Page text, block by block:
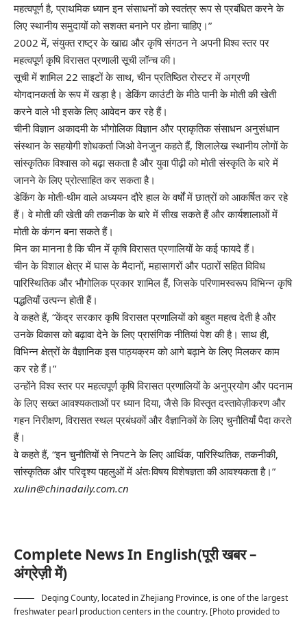
महत्वपूर्ण है, प्राथमिक ध्यान इन संसाधनों को स्वतंत्र रूप से प्रबंधित करने के
लिए स्थानीय समुदायों को सशक्त बनाने पर होना चाहिए।”
2002 में, संयुक्त राष्ट्र के खाद्य और कृषि संगठन ने अपनी विश्व स्तर पर
महत्वपूर्ण कृषि विरासत प्रणाली सूची लॉन्च की।
सूची में शामिल 22 साइटों के साथ, चीन प्रतिष्ठित रोस्टर में अग्रणी
योगदानकर्ता के रूप में खड़ा है। डेकिंग काउंटी के मीठे पानी के मोती की खेती
करने वाले भी इसके लिए आवेदन कर रहे हैं।
चीनी विज्ञान अकादमी के भौगोलिक विज्ञान और प्राकृतिक संसाधन अनुसंधान
संस्थान के सहयोगी शोधकर्ता जिओ वेनजुन कहते हैं, शिलालेख स्थानीय लोगों के
सांस्कृतिक विश्वास को बढ़ा सकता है और युवा पीढ़ी को मोती संस्कृति के बारे में
जानने के लिए प्रोत्साहित कर सकता है।
डेकिंग के मोती-थीम वाले अध्ययन दौरे हाल के वर्षों में छात्रों को आकर्षित कर रहे
हैं। वे मोती की खेती की तकनीक के बारे में सीख सकते हैं और कार्यशालाओं में
मोती के कंगन बना सकते हैं।
मिन का मानना ​​है कि चीन में कृषि विरासत प्रणालियों के कई फायदे हैं।
चीन के विशाल क्षेत्र में घास के मैदानों, महासागरों और पठारों सहित विविध
पारिस्थितिक और भौगोलिक प्रकार शामिल हैं, जिसके परिणामस्वरूप विभिन्न कृषि
पद्धतियाँ उत्पन्न होती हैं।
वे कहते हैं, “केंद्र सरकार कृषि विरासत प्रणालियों को बहुत महत्व देती है और
उनके विकास को बढ़ावा देने के लिए प्रासंगिक नीतियां पेश की है। साथ ही,
विभिन्न क्षेत्रों के वैज्ञानिक इस पाठ्यक्रम को आगे बढ़ाने के लिए मिलकर काम
कर रहे हैं।”
उन्होंने विश्व स्तर पर महत्वपूर्ण कृषि विरासत प्रणालियों के अनुप्रयोग और पदनाम
के लिए सख्त आवश्यकताओं पर ध्यान दिया, जैसे कि विस्तृत दस्तावेज़ीकरण और
गहन निरीक्षण, विरासत स्थल प्रबंधकों और वैज्ञानिकों के लिए चुनौतियाँ पैदा करते
हैं।
वे कहते हैं, “इन चुनौतियों से निपटने के लिए आर्थिक, पारिस्थितिक, तकनीकी,
सांस्कृतिक और परिदृश्य पहलुओं में अंतःविषय विशेषज्ञता की आवश्यकता है।”
xulin@chinadaily.com.cn
Complete News In English(पूरी खबर –
अंग्रेज़ी में)
Deqing County, located in Zhejiang Province, is one of the largest
freshwater pearl production centers in the country. [Photo provided to